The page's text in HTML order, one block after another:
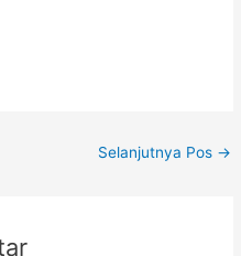
Selanjutnya Pos →